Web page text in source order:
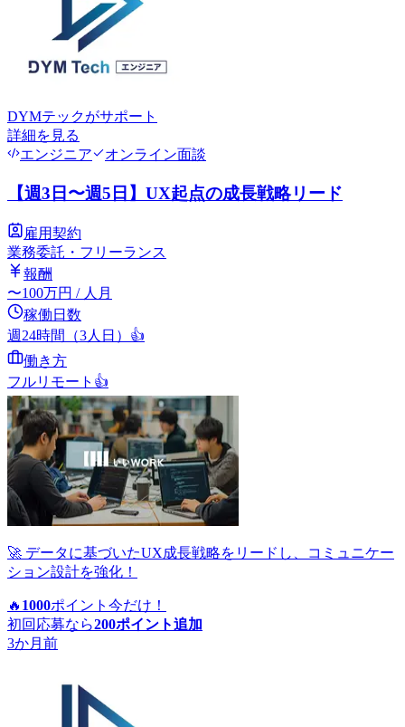
DYMテックがサポート
詳細を見る
エンジニア
オンライン面談
【週3日〜週5日】UX起点の成長戦略リード
雇用契約
業務委託・フリーランス
報酬
〜100万円 / 人月
稼働日数
週24時間（3人日） 👍
働き方
フルリモート 👍
🚀 データに基づいたUX成長戦略をリードし、コミュニケー
ション設計を強化！
🔥 1000ポイント 今だけ！
初回応募なら200ポイント追加
3か月前